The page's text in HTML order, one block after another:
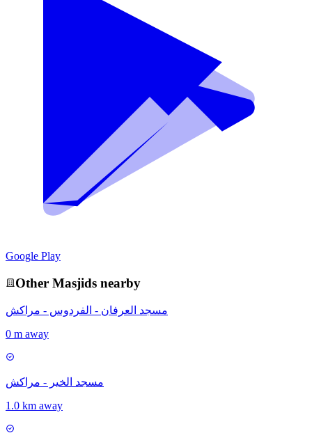
Google Play
Other Masjids nearby
مسجد العرفان - الفردوس - مراكش
0 m away
مسجد الخير - مراكش
1.0 km away